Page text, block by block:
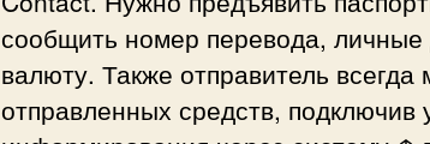
сообщить номер перевода,
валюту. Также отправитель всегда
отправленных средств,